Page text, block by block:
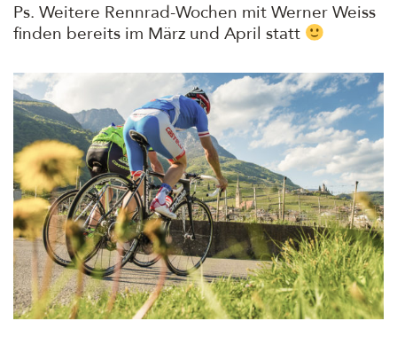
Ps. Weitere Rennrad-Wochen mit Werner Weiss
finden bereits im März und April statt